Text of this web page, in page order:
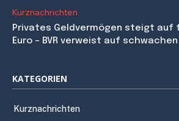
Kurznachrichten
Privates Geldvermögen steigt auf
Euro – BVR verweist auf
KATEGORIEN
Kurznachrichten